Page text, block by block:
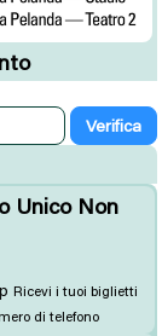
Unico Non
Ricevi i tuoi biglietti
di telefono